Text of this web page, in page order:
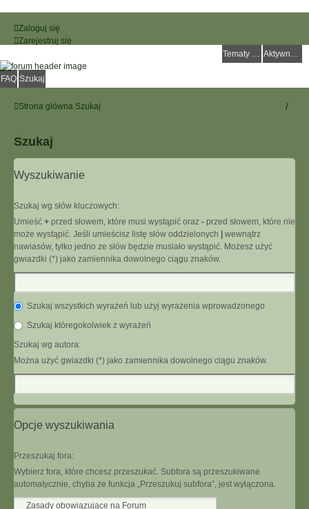
Zaloguj się
Zarejestruj się
Tematy bez odpowiedzi
Aktywne tematy
FAQ Szukaj
Strona główna Szukaj
Szukaj
Wyszukiwanie
Szukaj wg słów kluczowych:
Umieść + przed słowem, które musi wystąpić oraz - przed słowem, które nie
może wystąpić. Jeśli umieścisz listę słów oddzielonych
wewnątrz
nawiasów, tylko jedno ze słów będzie musiało wystąpić. Możesz użyć
gwiazdki (*) jako zamiennika dowolnego ciągu znaków.
Szukaj wszystkich wyrażeń lub użyj wyrażenia wprowadzonego
Szukaj któregokolwiek z wyrażeń
Szukaj wg autora:
Można użyć gwiazdki (*) jako zamiennika dowolnego ciągu znaków.
Opcje wyszukiwania
Przeszukaj fora:
Wybierz fora, które chcesz przeszukać. Subfora są przeszukiwane
automatycznie, chyba że funkcja „Przeszukuj subfora”, jest wyłączona.